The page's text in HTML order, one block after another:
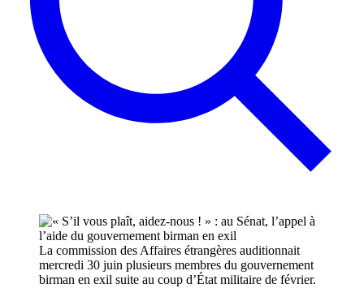
La commission des Affaires étrangères auditionnait
mercredi 30 juin plusieurs membres du gouvernement
birman en exil suite au coup d’État militaire de février.